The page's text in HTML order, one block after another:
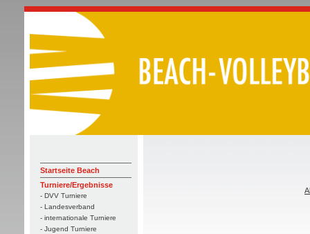
Startseite Beach
Turniere/Ergebnisse
- DVV Turniere
- Landesverband
- internationale Turniere
- Jugend Turniere